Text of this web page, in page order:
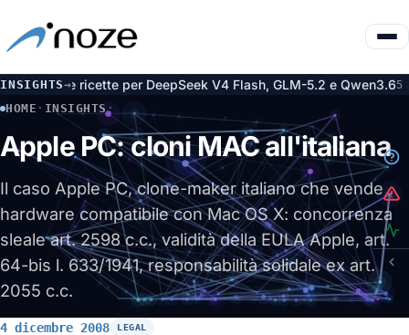
INSIGHTS→
ricette per DeepSeek V4 Flash, GLM-5.2 e Qwen3.6 5 agoDecreti
HOME · INSIGHTS·
APPLE PC: CLONI MAC ALL'ITALIANA
Apple PC: cloni MAC all'italiana
Il caso Apple PC, clone-maker italiano che vende
hardware compatibile con Mac OS X: concorrenza
sleale art. 2598 c.c., validità della EULA Apple, art.
64-bis l. 633/1941, responsabilità solidale ex art.
2055 c.c.
4 dicembre 2008 LEGAL